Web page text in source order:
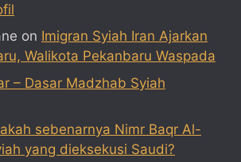
on Imigran Syiah Iran Ajarkan
Walikota Pekanbaru Waspada
– Dasar Madzhab Syiah
sebenarnya Nimr Baqr Al-
yang dieksekusi Saudi?